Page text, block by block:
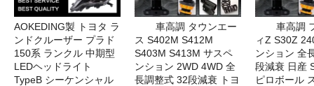
AOKEDING製 トヨタ ラ
ンドクルーザー プラド
150系 ランクル 中期型
LEDヘッドライト
TypeB シーケンシャル
車高調 タウンエー
ス S402M S412M
S403M S413M サスペ
ンション 2WD 4WD 全
長調整式 32段減衰 トヨ
車高調
ィZ S30Z
ンション 全
段減衰 日産
ピロボール